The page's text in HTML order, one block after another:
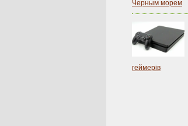
Черным морем
геймерів